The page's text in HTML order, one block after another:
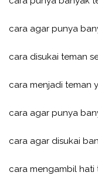
cara agar punya
cara disukai teman
cara menjadi teman
cara agar punya
cara agar disukai
cara mengambil hati